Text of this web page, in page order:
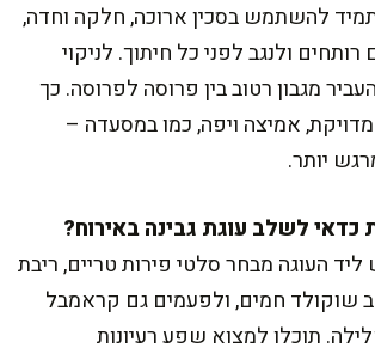
להשתמש בסכין ארוכה, חלקה וחדה,
ולנגב לפני כל חיתוך. לניקוי
מגבון רטוב בין פרוסה לפרוסה. כך
אמיצה ויפה, כמו במסעדה –
יותר.
ליד העוגה מבחר סלטי פירות טריים, ריבת
שוקולד חמים, ולפעמים גם קראמבל
תוכלו למצוא שפע רעיונות